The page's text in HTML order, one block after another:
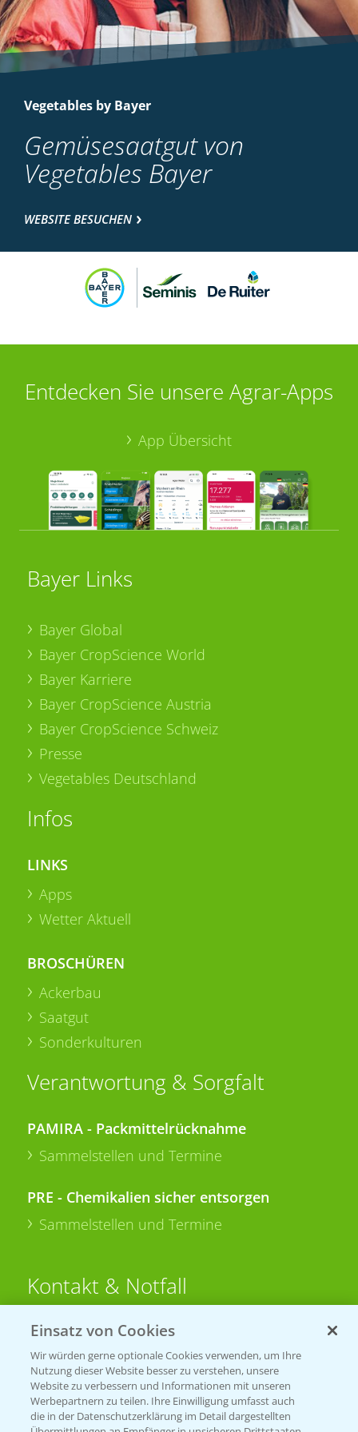
Vegetables by Bayer
Gemüsesaatgut von
Vegetables Bayer
WEBSITE BESUCHEN
Entdecken Sie unsere Agrar-Apps
App Übersicht
Bayer Links
Bayer Global
Bayer CropScience World
Bayer Karriere
Bayer CropScience Austria
Bayer CropScience Schweiz
Presse
Vegetables Deutschland
Infos
LINKS
Apps
Wetter Aktuell
BROSCHÜREN
Ackerbau
Saatgut
Sonderkulturen
Verantwortung & Sorgfalt
PAMIRA - Packmittelrücknahme
Sammelstellen und Termine
PRE - Chemikalien sicher entsorgen
Sammelstellen und Termine
Kontakt & Notfall
Beratung auf WhatsApp
T.+49 (0)174 346 564 1
KONTAKT
Einsatz von Cookies
Wir würden gerne optionale Cookies verwenden, um Ihre
Nutzung dieser Website besser zu verstehen, unsere
Website zu verbessern und Informationen mit unseren
Werbepartnern zu teilen. Ihre Einwilligung umfasst auch
die in der Datenschutzerklärung im Detail dargestellten